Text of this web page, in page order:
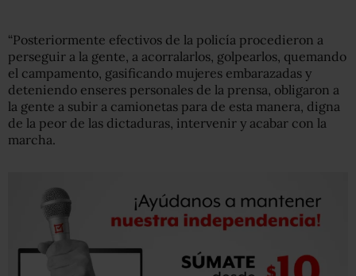
“Posteriormente efectivos de la policía procedieron a
perseguir a la gente, a acorralarlos, golpearlos, quemando
el campamento, gasificando mujeres embarazadas y
deteniendo enseres personales de la prensa, obligaron a
la gente a subir a camionetas para de esta manera, digna
de la peor de las dictaduras, intervenir y acabar con la
marcha.